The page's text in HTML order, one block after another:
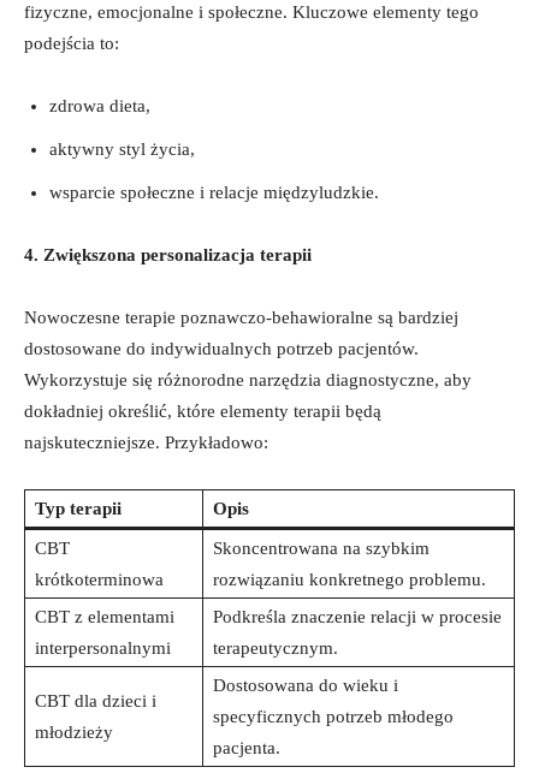
fizyczne, emocjonalne i społeczne. ‍Kluczowe elementy tego
podejścia to:
zdrowa ⁣dieta,
aktywny styl życia,
wsparcie społeczne ⁢i relacje międzyludzkie.
4. ⁤Zwiększona personalizacja terapii
Nowoczesne terapie ‍poznawczo-behawioralne są bardziej​
dostosowane do indywidualnych potrzeb⁤ pacjentów.
Wykorzystuje się różnorodne narzędzia diagnostyczne, aby⁢
dokładniej określić, które elementy terapii ‌będą
najskuteczniejsze. Przykładowo:
Typ terapii Opis
CBT
krótkoterminowa
Skoncentrowana na​ szybkim
rozwiązaniu konkretnego problemu.
CBT ⁢z elementami
interpersonalnymi
Podkreśla znaczenie relacji w procesie
terapeutycznym.
CBT dla⁢ dzieci i
młodzieży
Dostosowana do wieku‌ i
specyficznych potrzeb młodego
pacjenta.